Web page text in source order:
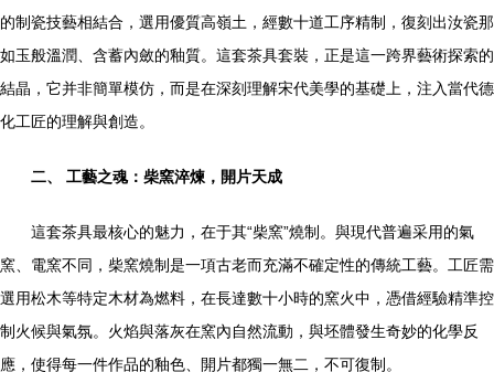
的制瓷技藝相結合，選用優質高嶺土，經數十道工序精制，復刻出汝瓷那
如玉般溫潤、含蓄內斂的釉質。這套茶具套裝，正是這一跨界藝術探索的
結晶，它并非簡單模仿，而是在深刻理解宋代美學的基礎上，注入當代德
化工匠的理解與創造。
二、 工藝之魂：柴窯淬煉，開片天成
這套茶具最核心的魅力，在于其“柴窯”燒制。與現代普遍采用的氣
窯、電窯不同，柴窯燒制是一項古老而充滿不確定性的傳統工藝。工匠需
選用松木等特定木材為燃料，在長達數十小時的窯火中，憑借經驗精準控
制火候與氣氛。火焰與落灰在窯內自然流動，與坯體發生奇妙的化學反
應，使得每一件作品的釉色、開片都獨一無二，不可復制。